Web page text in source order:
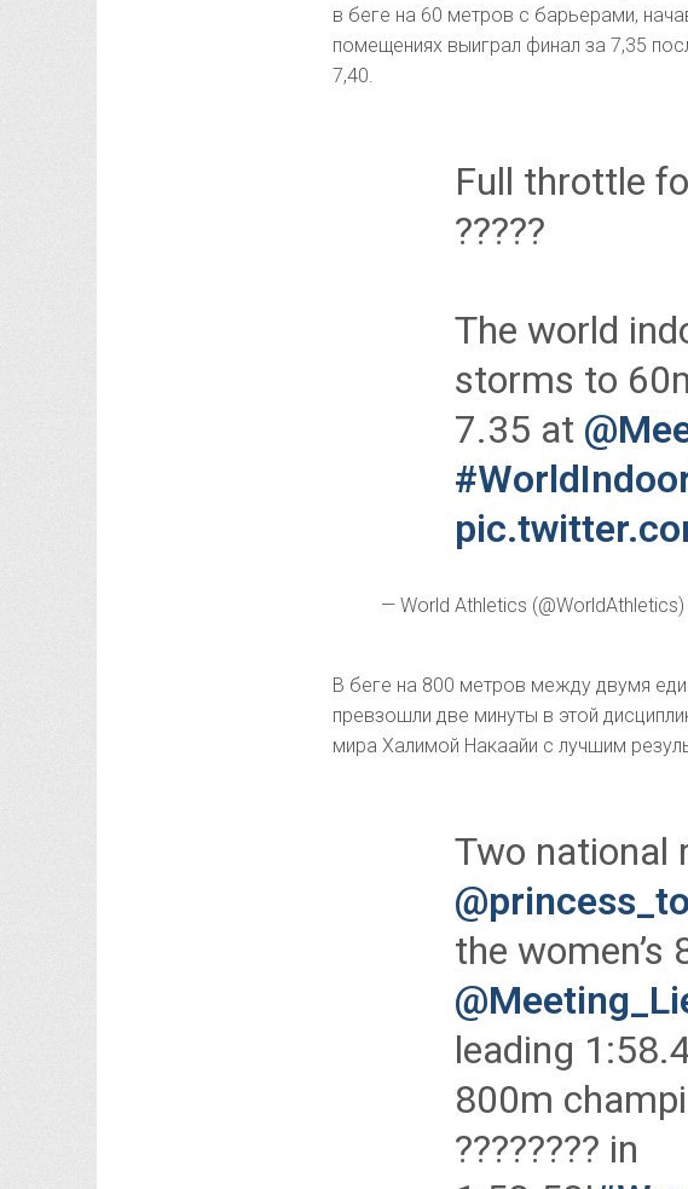
в беге на 60 метров с барьерами,
помещениях выиграл финал за 7,35
7,40.
Full throttle
?????
The world
storms to
7.35 at
— World Athletics (@WorldAthletics)
В беге на 800 метров между двумя
превзошли две минуты в этой
мира Халимой Накаайи с лучшим
Two national
the women’s
leading
800m
???????? in